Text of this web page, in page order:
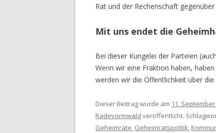
Rat und der Rechenschaft
Mit uns endet die
Bei dieser Kungelei der Parteien
Wenn wir eine Fraktion haben,
werden wir die Öffentlichkeit über
Dieser Beitrag wurde am 11. September
Radevormwald veröffentlicht.
Geheimräte, Geheimratspolitik,